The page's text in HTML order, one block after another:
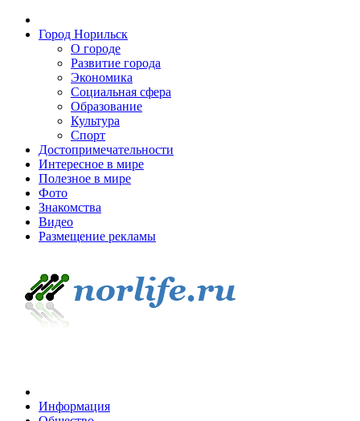
Город Норильск
О городе
Развитие города
Экономика
Социальная сфера
Образование
Культура
Спорт
Достопримечательности
Интересное в мире
Полезное в мире
Фото
Знакомства
Видео
Размещение рекламы
Информация